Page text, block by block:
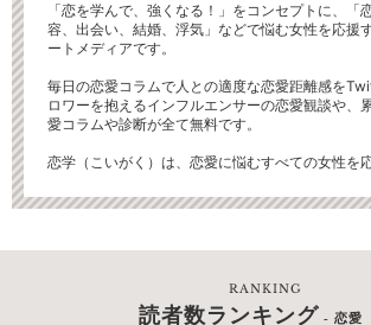
「恋を学んで、強くなる！」をコンセプトに、「
容、出会い、結婚、浮気」などで悩む女性を応援
ートメディアです。
毎日の恋愛コラムで人との適度な恋愛距離感を
ロワーを抱えるインフルエンサーの恋愛観談や、
愛コラムや診断が全て無料です。
恋学（こいがく）は、恋愛に悩むすべての女性を
RANKING
読者数ランキング - 恋愛